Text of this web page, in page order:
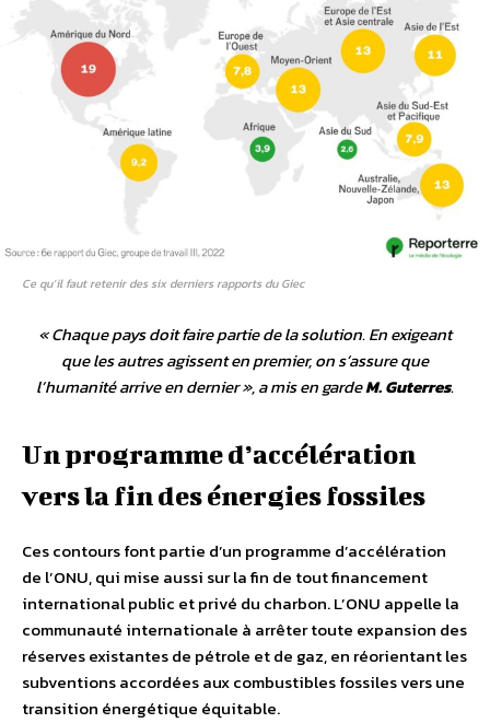
Ce qu’il faut retenir des six derniers rapports du Giec
«Chaque pays doit faire partie de la solution. En exigeant
que les autres agissent en premier, on s’assure que
l’humanité arrive en dernier», a mis en gardeM. Guterres.
Un programme d’accélération
vers la fin des énergies fossiles
Ces contours font partie d’un programme d’accélération
de l’ONU, qui mise aussi sur la fin de tout financement
international public et privé du charbon. L’ONU appelle la
communauté internationale à arrêter toute expansion des
réserves existantes de pétrole et de gaz, en réorientant les
subventions accordées aux combustibles fossiles vers une
transition énergétique équitable.